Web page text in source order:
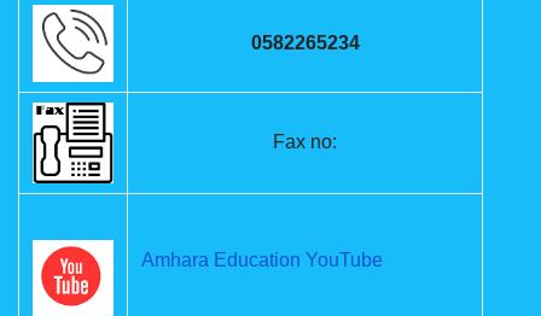
0582265234
Fax no:
Amhara Education YouTube